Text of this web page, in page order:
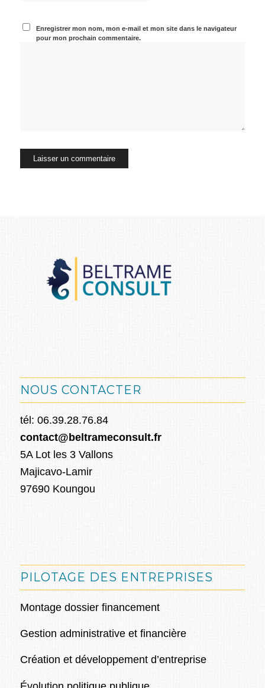
Enregistrer mon nom, mon e-mail et mon site dans le navigateur
pour mon prochain commentaire.
NOUS CONTACTER
tél: 06.39.28.76.84
contact@beltrameconsult.fr
5A Lot les 3 Vallons
Majicavo-Lamir
97690 Koungou
PILOTAGE DES ENTREPRISES
Montage dossier financement
Gestion administrative et financière
Création et développement d’entreprise